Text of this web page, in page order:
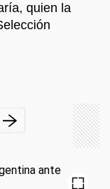
quien la